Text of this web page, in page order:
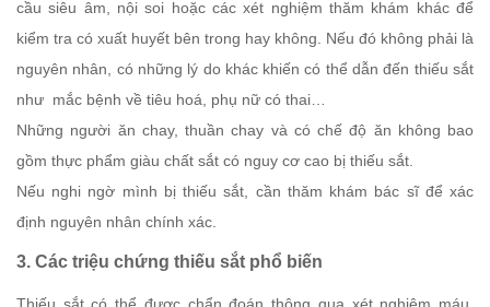
cầu siêu âm, nội soi hoặc các xét nghiệm thăm khám khác để
kiểm tra có xuất huyết bên trong hay không. Nếu đó không phải là
nguyên nhân, có những lý do khác khiến có thể dẫn đến thiếu sắt
như mắc bệnh về tiêu hoá, phụ nữ có thai…
Những người ăn chay, thuần chay và có chế độ ăn không bao
gồm thực phẩm giàu chất sắt có nguy cơ cao bị thiếu sắt.
Nếu nghi ngờ mình bị thiếu sắt, cần thăm khám bác sĩ để xác
định nguyên nhân chính xác.
3. Các triệu chứng thiếu sắt phổ biến